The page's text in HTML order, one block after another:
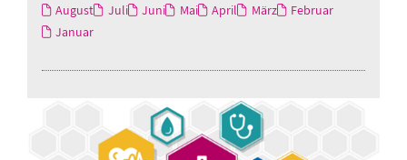
August
Juli Juni Mai April März
Februar
Januar